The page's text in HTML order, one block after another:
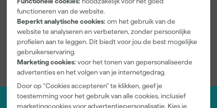
functioneren van de website.
Beperkt analytische cookies: om het gebruik van de
website te analyseren en verbeteren, zonder persoonlijke
profielen aan te leggen. Dit biedt voor jou de best mogelijke
gebruikerservaring.
Marketing cookies: voor het tonen van gepersonaliseerde
advertenties en het volgen van je internetgedrag.
Door op "Cookies accepteren" te klikken, geef je
toestemming voor het gebruik van alle cookies, inclusief
marketingcookies voor advertentiepersonalisatie. Kies je
de houtstructuur. Het assortiment voor buitenlak is bijna
eindeloos,Sigma S2U Allure Gloss
Meer lezen over houtwerk?
Lees hier verder over
Lees hier verder overhet verwijderen van houtrot